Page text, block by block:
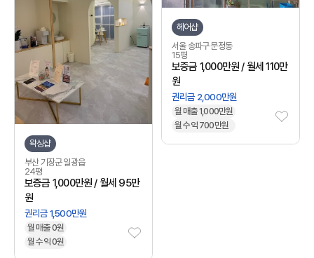
왁싱샵
부산 기장군 일광읍
24평
보증금 1,000만원 / 월세 95만
원
권리금 1,500만원
월 매출 0원
월 수익 0원
헤어샵
서울 송파구 문정동
15평
보증금 1,000만원 / 월세 110만
원
권리금 2,000만원
월 매출 1,000만원
월 수익 700만원